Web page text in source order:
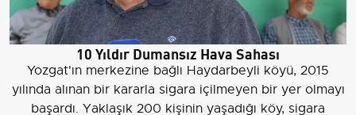
10 Yıldır Dumansız Hava Sahası
Yozgat'ın merkezine bağlı Haydarbeyli köyü, 2015
yılında alınan bir kararla sigara içilmeyen bir yer olmayı
başardı. Yaklaşık 200 kişinin yaşadığı köy, sigara